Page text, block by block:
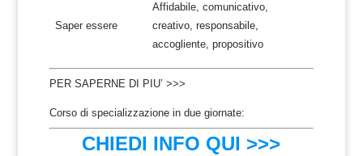
Saper essere
Affidabile, comunicativo,
creativo, responsabile,
accogliente, propositivo
PER SAPERNE DI PIU’ >>>
Corso di specializzazione in due giornate:
CHIEDI INFO QUI >>>